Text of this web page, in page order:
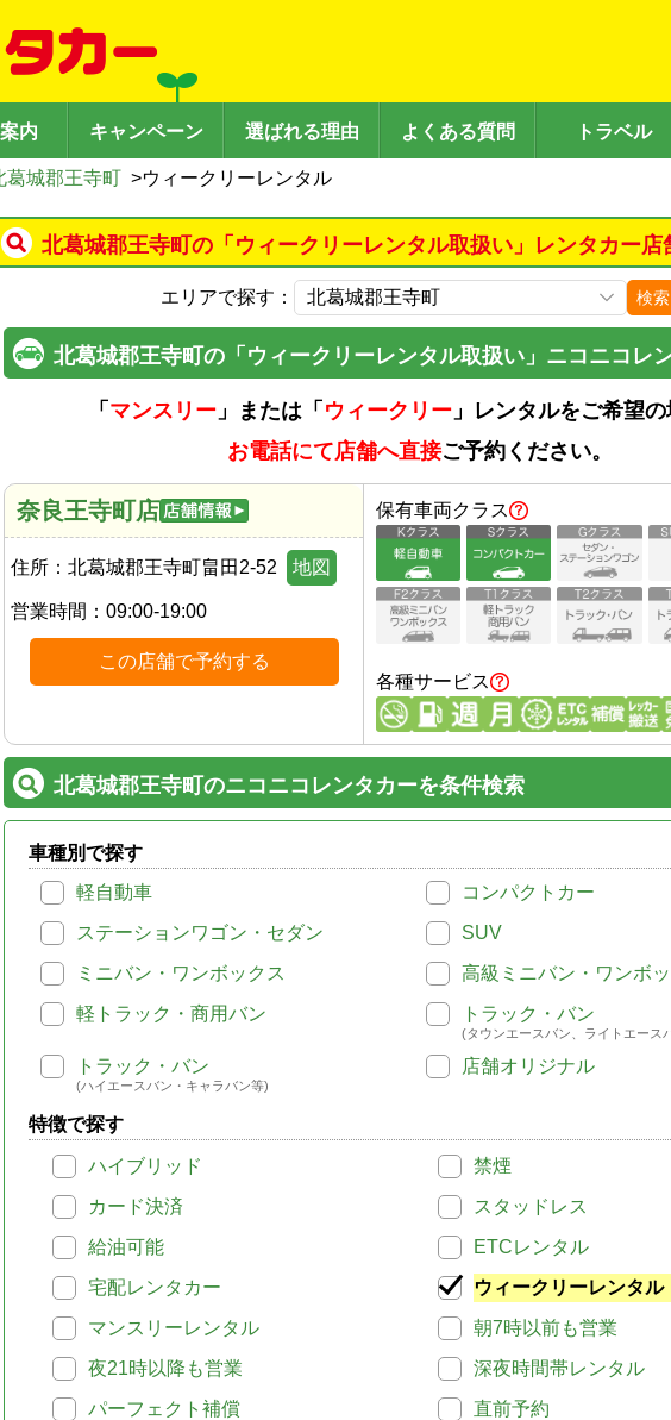
内 キャンペーン 選ばれる理由 よくある質問 トラベル
葛城郡王寺町 >ウィークリーレンタル
北葛城郡王寺町の「ウィークリーレンタル取扱い」レンタカー店
エリアで探す： 検索
北葛城郡王寺町の「ウィークリーレンタル取扱い」ニコニコレ
「 マンスリー 」または「 ウィークリー 」レンタルをご希望の
お電話にて店舗へ直接ご予約ください。
奈良王寺町店
住所： 北葛城郡王寺町畠田2-52 地図
営業時間： 09:00-19:00
この店舗で予約する
保有車両クラス
各種サービス
北葛城郡王寺町のニコニコレンタカーを条件検索
車種別で探す
軽自動車
コンパクトカー
ステーションワゴン・セダン
SUV
ミニバン・ワンボックス
高級ミニバン・ワンボ
軽トラック・商用バン
トラック・バン
(タウンエースバン、ライトエース
トラック・バン
(ハイエースバン・キャラバン等)
店舗オリジナル
特徴で探す
ハイブリッド
禁煙
カード決済
スタッドレス
給油可能
ETCレンタル
宅配レンタカー
ウィークリーレンタル
マンスリーレンタル
朝7時以前も営業
夜21時以降も営業
深夜時間帯レンタル
パーフェクト補償
直前予約